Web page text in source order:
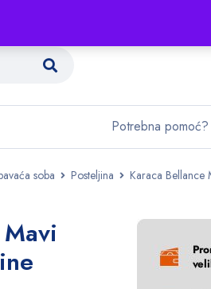
Potrebna pomoć?
soba Posteljina Karaca Bellance